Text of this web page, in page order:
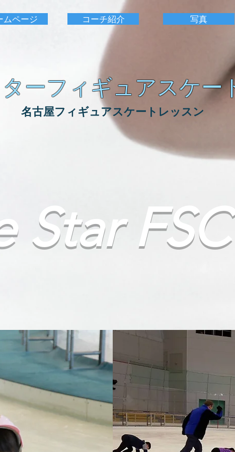
ムページ コーチ紹介 写真
ーフィギュアスケー
名古屋フィギュアスケートレッスン
Star FSC
名古屋
アイスス